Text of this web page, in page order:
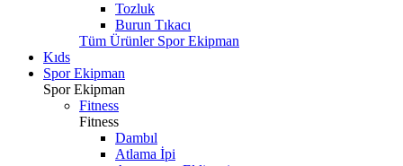
Tozluk
Burun Tıkacı
Tüm Ürünler Spor Ekipman
Kıds
Spor Ekipman
Spor Ekipman
Fitness
Fitness
Dambıl
Atlama İpi